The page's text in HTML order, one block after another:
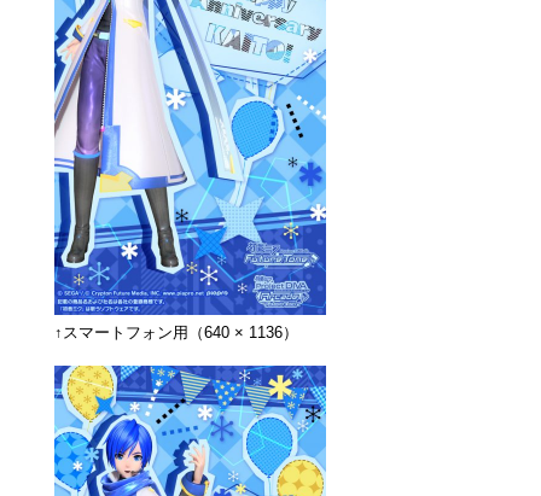
↑スマートフォン用（640 × 1136）